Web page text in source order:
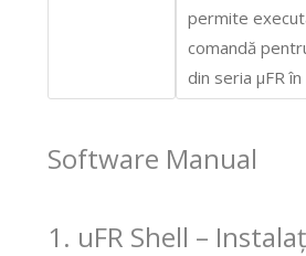
permite
comandă
din seria μFR
Software Manual
1. uFR Shell –